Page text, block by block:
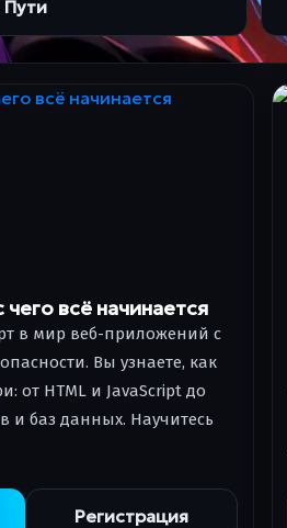
Пути
всё начинается
в мир веб-приложений с
Вы узнаете, как
от HTML и JavaScript до
и баз данных. Научитесь
Регистрация